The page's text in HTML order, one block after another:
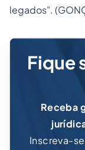
legados".
Fique
Receba
Inscreva-